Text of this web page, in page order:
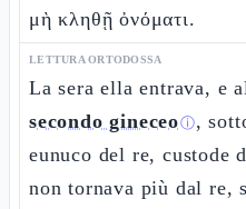
μὴ κληθῇ ὀνόματι.
LETTURA ORTODOSSA
La sera ella entrava, e
secondo gineceoⓘ,
eunuco del re, custode
non tornava più dal re,